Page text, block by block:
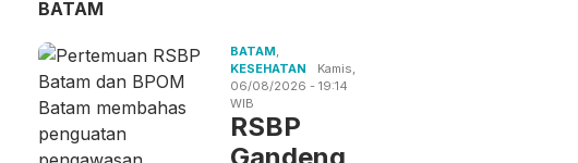
BATAM
BATAM
KESEHATAN
Kamis,
06/08/2026 - 19:14
WIB
RSBP
Gandeng